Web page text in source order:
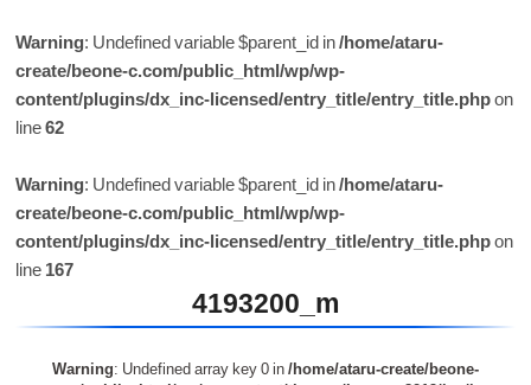
Warning: Undefined variable $parent_id in/home/ataru-
create/beone-c.com/public_html/wp/wp-
content/plugins/dx_inc-licensed/entry_title/entry_title.phpon
line62
Warning: Undefined variable $parent_id in/home/ataru-
create/beone-c.com/public_html/wp/wp-
content/plugins/dx_inc-licensed/entry_title/entry_title.phpon
line167
4193200_m
Warning: Undefined array key 0 in/home/ataru-create/beone-